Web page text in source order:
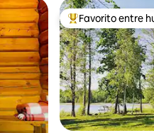
Favorito entre
Favorito entre